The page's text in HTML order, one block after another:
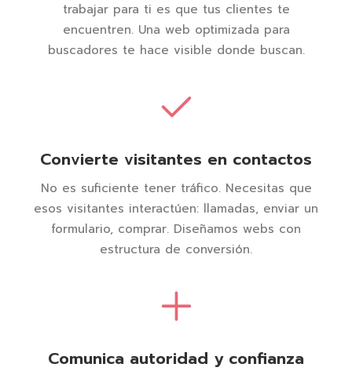
trabajar para ti es que tus clientes te
encuentren. Una web optimizada para
buscadores te hace visible donde buscan.
Convierte visitantes en contactos
No es suficiente tener tráfico. Necesitas que
esos visitantes interactúen: llamadas, enviar un
formulario, comprar. Diseñamos webs con
estructura de conversión.
Comunica autoridad y confianza